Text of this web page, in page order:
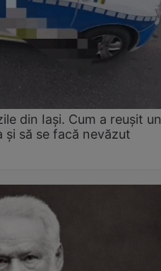
din Iași. Cum a reușit un
să se facă nevăzut